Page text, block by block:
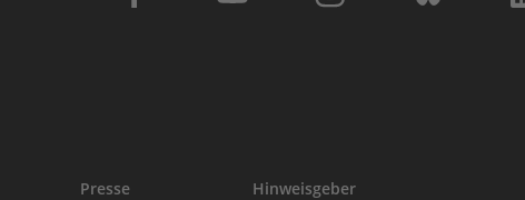
Presse Hinweisgeber